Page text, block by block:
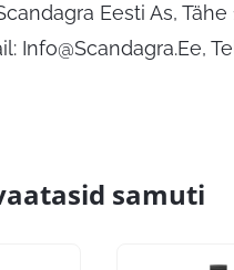
Eesti As, Tähe
Info@Scandagra.Ee,
samuti